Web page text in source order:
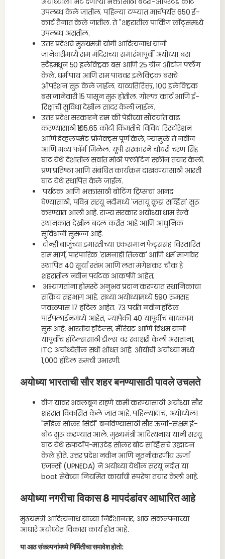
उपलब्ध केले जातील. पहिल्या टप्प्यात मार्चपर्यंत 650 ई-
कार्ट तैनात केले जातील. ते "शहरातील पार्किंग लॉट्समध्ये
उपलब्ध असतील.
उत्तर प्रदेशचे मुख्यमंत्री योगी आदित्यनाथ यांनी
जानेवारीमध्ये राम मंदिराच्या समारंभापूर्वी अयोध्या बस
स्टँडमधून 50 इलेक्ट्रिक बस आणि 25 ग्रीन ऑटोज फ्लॅग
केले. धर्म पाथ आणि राम पाथवर इलेक्ट्रिक बसचे
ऑपरेशन सुरू केले जाईल. याव्यतिरिक्त, 100 इलेक्ट्रिक
बस जानेवारी 15 पासून सुरू होतील. गोल्फ कार्ट आणि ई-
रिक्षाची सुविधा देखील सादर केली जाईल.
उत्तर प्रदेश सरकारने राम की पेडीच्या सौंदर्यात वाढ
करण्यासाठी ₹105.65 कोटी किंमतीचे विविध रिस्टोरेशन
आणि डेव्हलपमेंट प्रोजेक्ट्स पूर्ण केले, ज्यामुळे ते नवीन
आणि भव्य फॉर्म मिळेल. यूपी सरकारने चौधरी चरण सिंह
घाट येथे देशातील सर्वात मोठी फ्लोटिंग स्क्रीन तयार केली.
प्रण प्रतिष्ठा आणि संबंधित कार्यक्रम दाखवण्यासाठी आरती
घाट येथे स्थापित केले जाईल.
पर्यटक आणि भक्तांसाठी बोटिंग ट्रिप्सचा आनंद
घेण्यासाठी, पवित्र सरयू नदीमध्ये 'जतायू क्रूझ सर्व्हिस' सुरू
करण्यात आली आहे. राज्य सरकार अयोध्या धाम रेल्वे
स्थानकात देखील बदल करीत आहे आणि आधुनिक
सुविधांनी सुसज्ज आहे.
दोन्ही बाजूंच्या इमारतींच्या एकसमान फेड्ससह विस्तारित
राम मार्ग, पारंपारिक 'रामनाडी तिलक' आणि धर्म मार्गावर
स्थापित 40 सूर्या स्तंभ आणि लता मंगेशकर चौक हे
शहरातील नवीन पर्यटक आकर्षणे आहेत.
अभ्यागतांना होमस्टे अनुभव प्रदान करण्यात स्थानिकांचा
सक्रिय सहभाग आहे. सध्या अयोध्यामध्ये 590 रुमसह
जवळपास 17 हॉटेल आहेत. 73 पर्यंत नवीन हॉटेल
पाईपलाईनमध्ये आहेत, ज्यापैकी 40 यापूर्वीच बांधकाम
सुरू आहे. भारतीय हॉटेल्स, मॅरियट आणि विंधम यांनी
यापूर्वीच हॉटेल्ससाठी डील्स वर स्वाक्षरी केली असताना,
ITC अयोध्येतील संधी शोधत आहे. ओयोची अयोध्या मध्ये
1,000 हॉटेल रुमची उभारणी.
अयोध्या भारताची सौर शहर बनण्यासाठी पावले उचलते
वीज यावर अवलंबून राहणे कमी करण्यासाठी अयोध्या सौर
शहरात विकसित केले जात आहे. पहिल्यांदाच, अयोध्येला
"मॉडेल सोलर सिटी" बनविण्यासाठी सौर ऊर्जा-सक्षम ई-
बोट सुरू करण्यात आले. मुख्यमंत्री आदित्यनाथ यांनी सरयू
घाट येथे रुफटॉप-माउंटेड सोलर बोट सर्व्हिसचे उद्घाटन
केले होते. उत्तर प्रदेश नवीन आणि नूतनीकरणीय ऊर्जा
एजन्सी (UPNEDA) ने अयोध्या येथील सरयू नदीत या
boat सेवेच्या नियमित कार्याची रूपरेषा तयार केली आहे.
अयोध्या नगरीचा विकास 8 मापदंडांवर आधारित आहे
मुख्यमंत्री आदित्यनाथ यांच्या निर्देशानंतर, आठ संकल्पनांच्या
आधारे अयोध्येत विकास कार्य होत आहे.
या आठ संकल्पनांमध्ये निर्मितीचा समावेश होतो: